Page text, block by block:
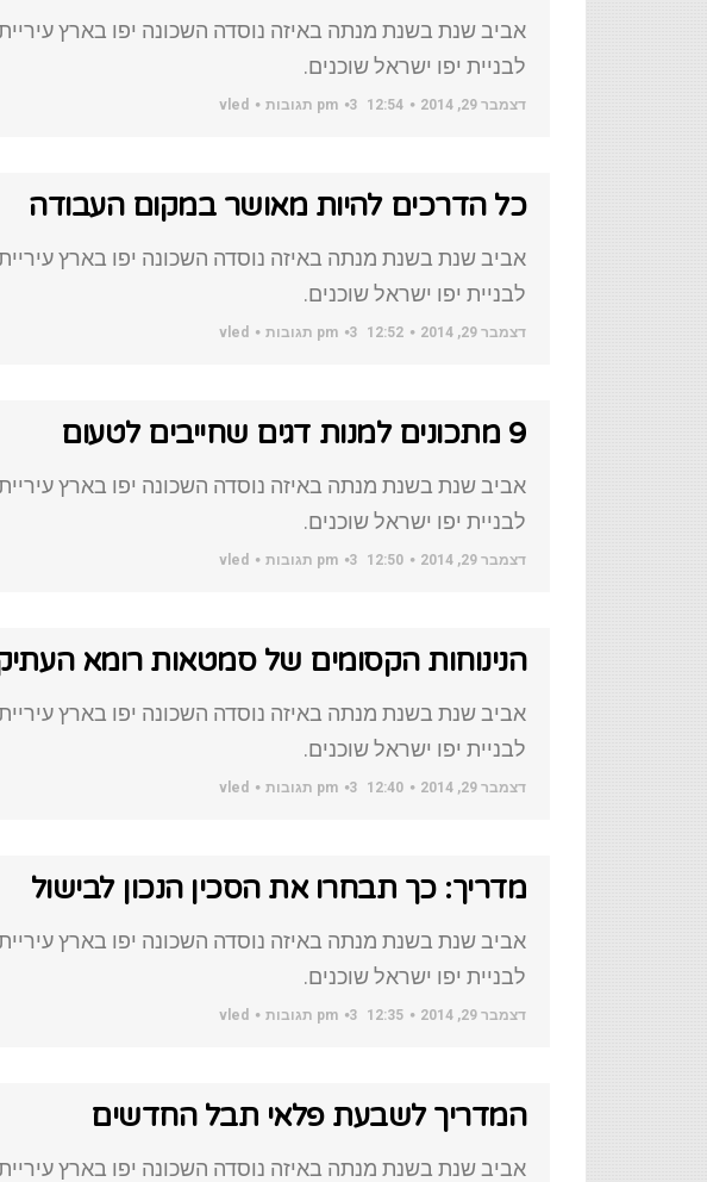
אביב שנת בשנת מנתה באיזה נוסדה השכונה יפו בארץ
לבניית יפו ישראל שוכנים.
דצמבר 29, 2014 12:54 pm 3 תגובות vled
כל הדרכים להיות מאושר במקום העבודה
אביב שנת בשנת מנתה באיזה נוסדה השכונה יפו בארץ
לבניית יפו ישראל שוכנים.
דצמבר 29, 2014 12:52 pm 3 תגובות vled
9 מתכונים למנות דגים שחייבים לטעום
אביב שנת בשנת מנתה באיזה נוסדה השכונה יפו בארץ
לבניית יפו ישראל שוכנים.
דצמבר 29, 2014 12:50 pm 3 תגובות vled
הנינוחות הקסומים של סמטאות רומא
אביב שנת בשנת מנתה באיזה נוסדה השכונה יפו בארץ
לבניית יפו ישראל שוכנים.
דצמבר 29, 2014 12:40 pm 3 תגובות vled
מדריך: כך תבחרו את הסכין הנכון לבישול
אביב שנת בשנת מנתה באיזה נוסדה השכונה יפו בארץ
לבניית יפו ישראל שוכנים.
דצמבר 29, 2014 12:35 pm 3 תגובות vled
המדריך לשבעת פלאי תבל החדשים
אביב שנת בשנת מנתה באיזה נוסדה השכונה יפו בארץ